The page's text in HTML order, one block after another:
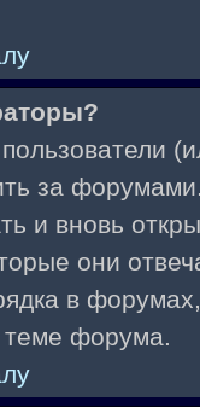
за
и вновь
они
в
теме форума.